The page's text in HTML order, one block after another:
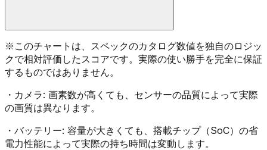
※ このチャートは、スペックのカタログ数値を独自のロジッ
クで相対評価したスコアです。実際の使い勝手を完全に保証
するものではありません。
・ カメラ: 画素数が高くても、センサーの品質によって実際
の画質は異なります。
・ バッテリー: 容量が大きくても、搭載チップ（SoC）の省
電力性能によって実際の持ち時間は変動します。